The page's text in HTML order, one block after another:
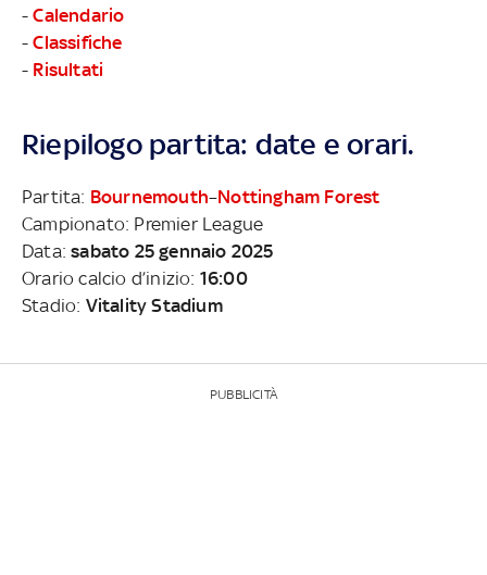
-Calendario
-Classifiche
- Risultati
Riepilogo partita: date e orari.
Partita: Bournemouth–Nottingham Forest
Campionato: Premier League
Data:sabato 25 gennaio 2025
Orario calcio d’inizio: 16:00
Stadio: Vitality Stadium
PUBBLICITÀ